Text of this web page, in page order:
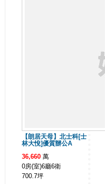
【朗居天母】北士科[士
林大悅]優質辦公A
36,660 萬
0房(室)6廳6衛
700.7坪